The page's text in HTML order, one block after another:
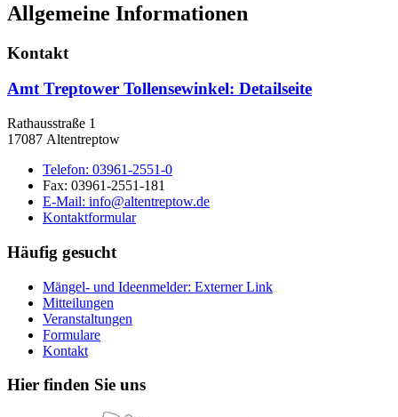
Allgemeine Informationen
Kontakt
Amt Treptower Tollensewinkel: Detailseite
Rathausstraße 1
17087 Altentreptow
Telefon: 03961-2551-0
Fax: 03961-2551-181
E-Mail: info@altentreptow.de
Kontaktformular
Häufig gesucht
Mängel- und Ideenmelder: Externer Link
Mitteilungen
Veranstaltungen
Formulare
Kontakt
Hier finden Sie uns